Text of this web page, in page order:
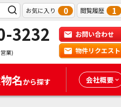
お気に入り 0 閲覧履歴 1
3232
業)
お問い合わせ
物件リクエスト
名から探す 会社概要